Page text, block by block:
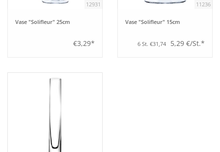
12931
Vase "Solifleur" 25cm
€3,29*
11236
Vase "Solifleur" 15cm
6 St. €31,74 5,29 €/St.*